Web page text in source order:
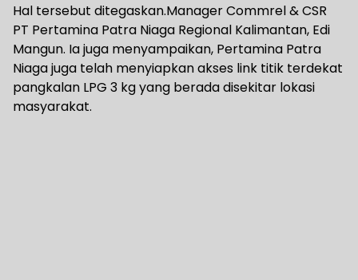
Hal tersebut ditegaskan.Manager Commrel & CSR
PT Pertamina Patra Niaga Regional Kalimantan, Edi
Mangun. Ia juga menyampaikan, Pertamina Patra
Niaga juga telah menyiapkan akses link titik terdekat
pangkalan LPG 3 kg yang berada disekitar lokasi
masyarakat.